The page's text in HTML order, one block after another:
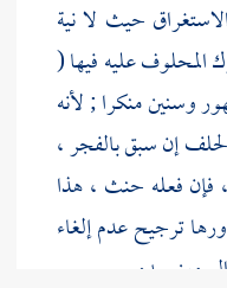
حيث لا نية
عليه فيها (
وسنين منكرا ; لأنه
إن سبق بالفجر ،
فإن فعله حنث ، هذا
ترجيح عدم إلغاء
بعده .